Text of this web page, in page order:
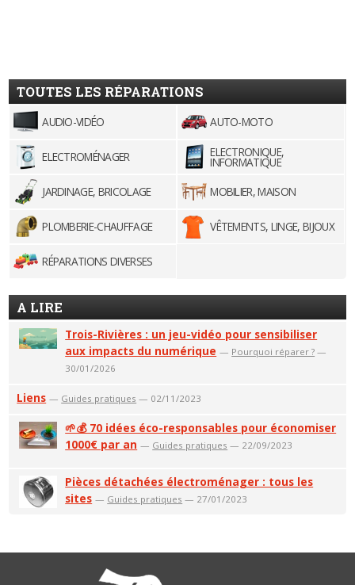
TOUTES LES RÉPARATIONS
AUDIO-VIDÉO AUTO-MOTO
ELECTROMÉNAGER ELECTRONIQUE,
INFORMATIQUE
JARDINAGE, BRICOLAGE
MOBILIER, MAISON
PLOMBERIE-CHAUFFAGE VÊTEMENTS, LINGE, BIJOUX
RÉPARATIONS DIVERSES
A LIRE
Trois-Rivières : un jeu-vidéo pour sensibiliser
aux impacts du numérique — Pourquoi réparer ? —
30/01/2026
Liens — Guides pratiques — 02/11/2023
🌱💰 70 idées éco-responsables pour économiser
1000€ par an — Guides pratiques — 22/09/2023
Pièces détachées électroménager : tous les
sites — Guides pratiques — 27/01/2023